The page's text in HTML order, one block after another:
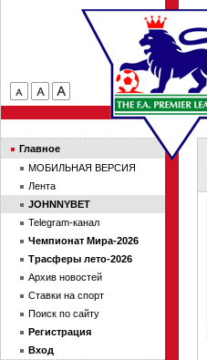
Главное
МОБИЛЬНАЯ ВЕРСИЯ
Лента
JOHNNYBET
Telegram-канал
Чемпионат Мира-2026
Трасферы лето-2026
Архив новостей
Ставки на спорт
Поиск по сайту
Регистрация
Вход